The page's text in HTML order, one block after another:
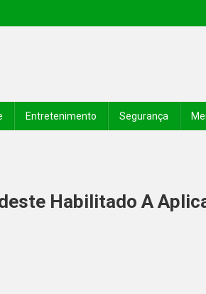
Entretenimento Segurança
Habilitado A